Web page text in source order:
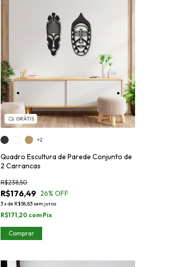
GRÁTIS
Quadro Escultura de Parede Conjunto de
2 Carrancas
R$176,49
R$238,50
26% OFF
3xde R$58,83 sem juros
R$171,20 com Pix
+2
Comprar